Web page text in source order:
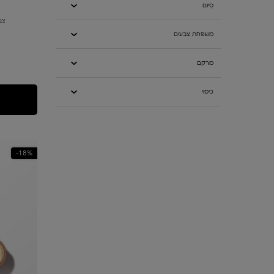
סִיוּם
משפחת צבעים
מרקם
כיסוי
18%-